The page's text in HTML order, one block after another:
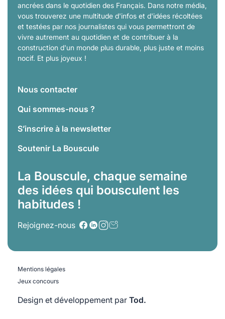
ancrées dans le quotidien des Français. Dans notre média,
vous trouverez une multitude d'infos et d'idées récoltées
et testées par nos journalistes qui vous permettront de
vivre autrement au quotidien et de contribuer à la
construction d'un monde plus durable, plus juste et moins
nocif. Et plus joyeux !
Nous contacter
Qui sommes-nous ?
S’inscrire à la newsletter
Soutenir La Bouscule
La Bouscule, chaque semaine
des idées qui bousculent les
habitudes !
Rejoignez-nous
Mentions légales
Jeux concours
Design et développement par Tod.